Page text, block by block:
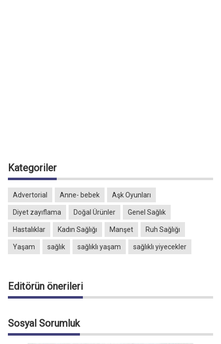
Kategoriler
Advertorial Anne- bebek Aşk Oyunları
Diyet zayıflama Doğal Ürünler Genel Sağlık
Hastalıklar Kadın Sağlığı Manşet Ruh Sağlığı
Yaşam sağlık sağlıklı yaşam sağlıklı yiyecekler
Editörün önerileri
Sosyal Sorumluk